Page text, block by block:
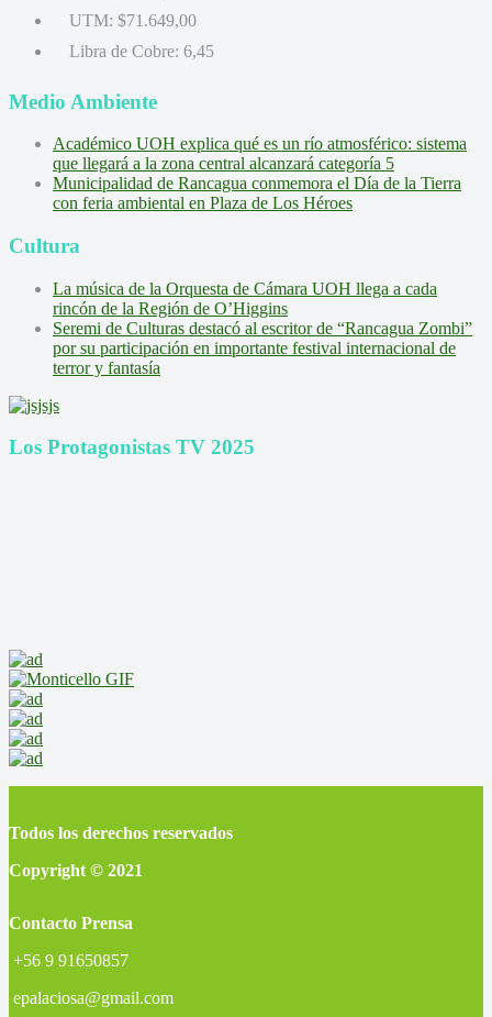
UTM: $71.649,00
Libra de Cobre: 6,45
Medio Ambiente
Académico UOH explica qué es un río atmosférico: sistema
que llegará a la zona central alcanzará categoría 5
Municipalidad de Rancagua conmemora el Día de la Tierra
con feria ambiental en Plaza de Los Héroes
Cultura
La música de la Orquesta de Cámara UOH llega a cada
rincón de la Región de O’Higgins
Seremi de Culturas destacó al escritor de “Rancagua Zombi”
por su participación en importante festival internacional de
terror y fantasía
Los Protagonistas TV 2025
Todos los derechos reservados
Copyright © 2021
Contacto Prensa
+56 9 91650857
epalaciosa@gmail.com